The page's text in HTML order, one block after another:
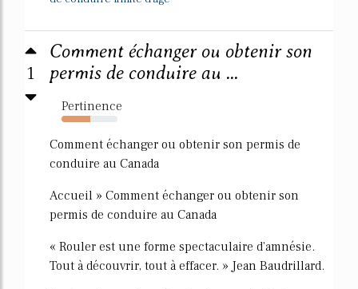
1
Comment échanger ou obtenir son
permis de conduire au ...
Pertinence
52%
Comment échanger ou obtenir son permis de
conduire au Canada
Accueil » Comment échanger ou obtenir son
permis de conduire au Canada
« Rouler est une forme spectaculaire d'amnésie.
Tout à découvrir, tout à effacer. » Jean Baudrillard.